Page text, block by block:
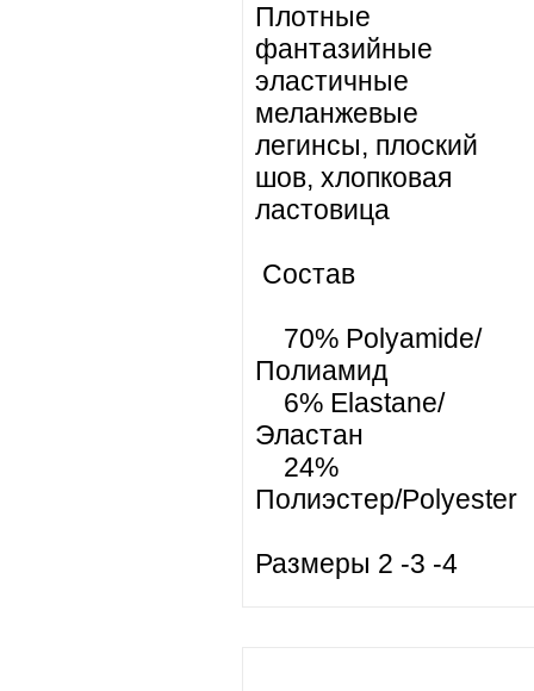
Плотные
фантазийные
эластичные
меланжевые
легинсы, плоский
шов, хлопковая
ластовица
Состав
70% Polyamide/
Полиамид
6% Elastane/
Эластан
24%
Полиэстер/Polyester
Размеры 2 -3 -4